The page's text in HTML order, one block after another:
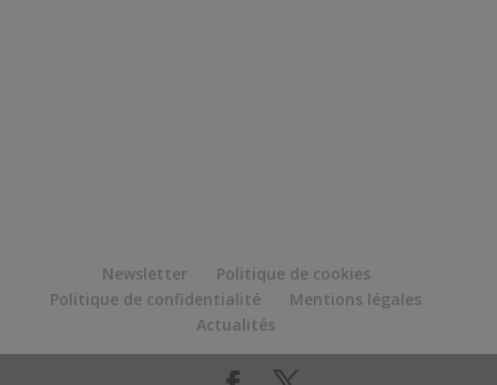
Newsletter
Politique de cookies
Politique de confidentialité
Mentions légales
Actualités